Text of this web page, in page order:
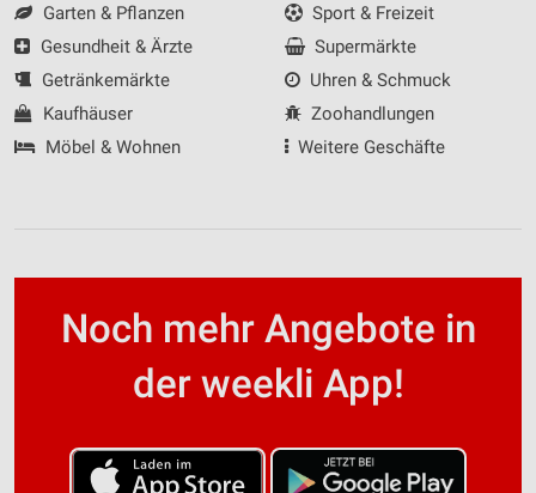
Garten & Pflanzen
Gesundheit & Ärzte
Getränkemärkte
Kaufhäuser
Möbel & Wohnen
Sport & Freizeit
Supermärkte
Uhren & Schmuck
Zoohandlungen
Weitere Geschäfte
Noch mehr Angebote in
der weekli App!